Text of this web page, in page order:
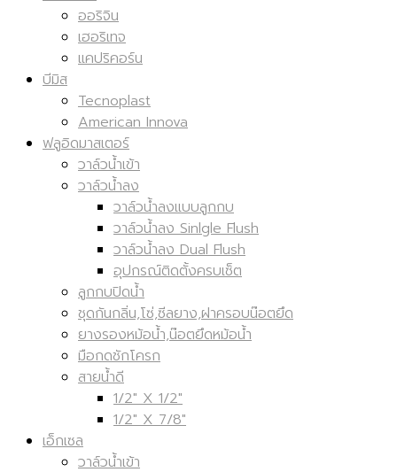
ออริจิน
เฮอริเทจ
แคปริคอร์น
บีมิส
Tecnoplast
American Innova
ฟลูอิดมาสเตอร์
วาล์วน้ำเข้า
วาล์วน้ำลง
วาล์วน้ำลงแบบลูกกบ
วาล์วน้ำลง Sinlgle Flush
วาล์วน้ำลง Dual Flush
อุปกรณ์ติดตั้งครบเซ็ต
ลูกกบปิดน้ำ
ชุดกันกลิ่น,โซ่,ซีลยาง,ฝาครอบน๊อตยึด
ยางรองหม้อน้ำ,น๊อตยึดหม้อน้ำ
มือกดชักโครก
สายน้ำดี
1/2" X 1/2"
1/2" X 7/8"
เอ็กเซล
วาล์วน้ำเข้า